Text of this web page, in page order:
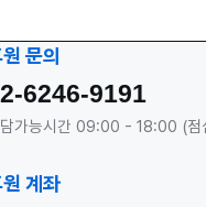
문의
6246-9191
가능시간 09:00 - 18:00 (
계좌